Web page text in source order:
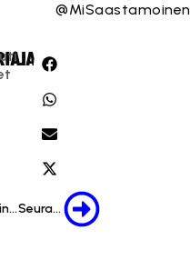
@MiSaastamoinen
JAA:
Edellinen Seuraava